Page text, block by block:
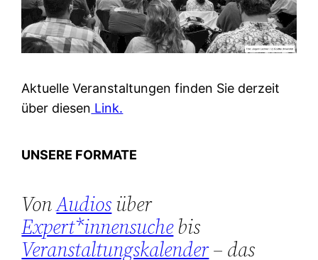
Aktuelle Veranstaltungen finden Sie derzeit
über diesen Link.
UNSERE FORMATE
VonAudiosüber
Expert*innensuchebis
Veranstaltungskalender– das